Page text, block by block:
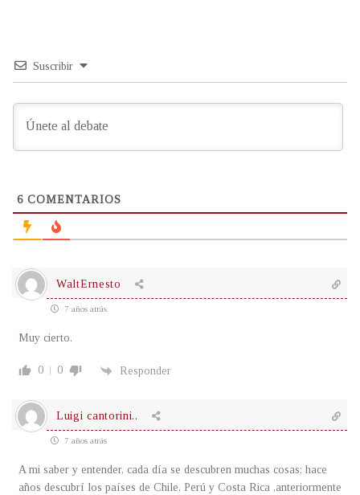
Suscribir
6 COMENTARIOS
WaltErnesto
7 años atrás
Muy cierto.
0 0 Responder
Luigi cantorini..
7 años atrás
A mi saber y entender, cada día se descubren muchas cosas; hace
años descubrí los países de Chile, Perú y Costa Rica ,anteriormente